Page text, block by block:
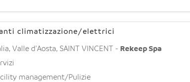
offriamo: -
climatizzazione/elettrici
,Valle d'Aosta, SAINT VINCENT - Rekeep Spa
management/Pulizie